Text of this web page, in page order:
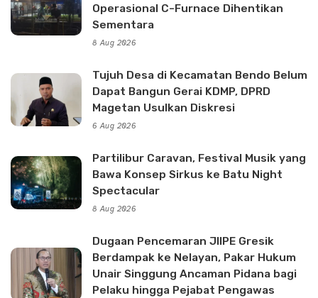
Operasional C-Furnace Dihentikan
Sementara
8 Aug 2026
Tujuh Desa di Kecamatan Bendo Belum
Dapat Bangun Gerai KDMP, DPRD
Magetan Usulkan Diskresi
6 Aug 2026
Partilibur Caravan, Festival Musik yang
Bawa Konsep Sirkus ke Batu Night
Spectacular
8 Aug 2026
Dugaan Pencemaran JIIPE Gresik
Berdampak ke Nelayan, Pakar Hukum
Unair Singgung Ancaman Pidana bagi
Pelaku hingga Pejabat Pengawas